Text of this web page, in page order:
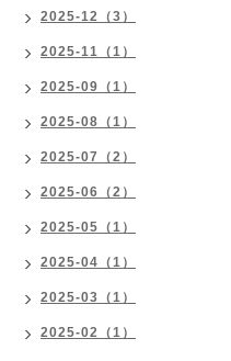
2025-12（3）
2025-11（1）
2025-09（1）
2025-08（1）
2025-07（2）
2025-06（2）
2025-05（1）
2025-04（1）
2025-03（1）
2025-02（1）